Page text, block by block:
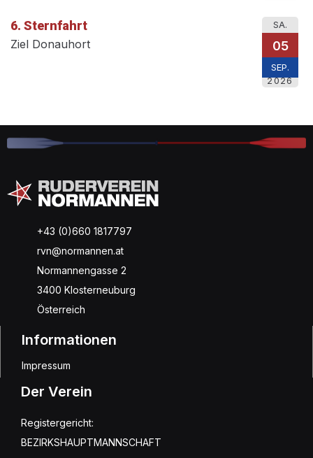
SA.
05
SEP.
2026
6. Sternfahrt
Ziel Donauhort
+43 (0)660 1817797
rvn@normannen.at
Normannengasse 2
3400 Klosterneuburg
Österreich
Informationen
Impressum
Der Verein
Registergericht:
BEZIRKSHAUPTMANNSCHAFT